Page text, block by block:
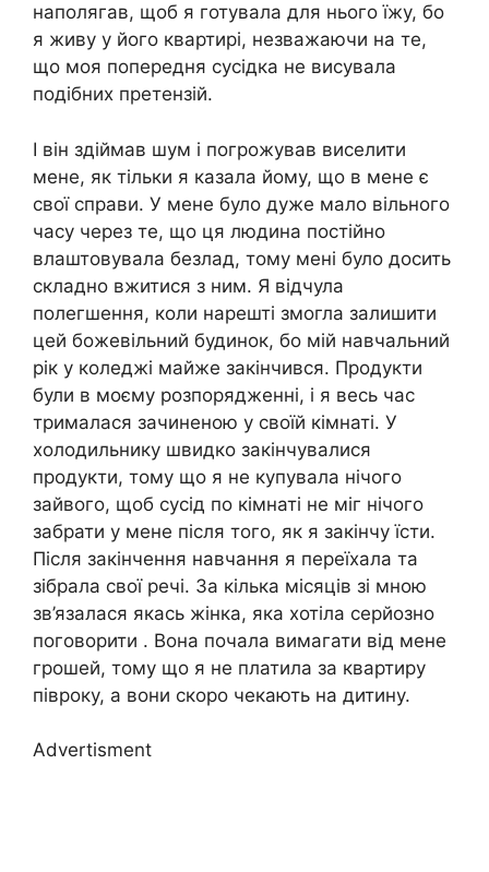
наполягав, щоб я готувала для нього їжу, бо
я живу у його квартирі, незважаючи на те,
що моя попередня сусідка не висувала
подібних претензій.
І він здіймав шум і погрожував виселити
мене, як тільки я казала йому, що в мене є
свої справи. У мене було дуже мало вільного
часу через те, що ця людина постійно
влаштовувала безлад, тому мені було досить
складно вжитися з ним. Я відчула
полегшення, коли нарешті змогла залишити
цей божевільний будинок, бо мій навчальний
рік у коледжі майже закінчився. Продукти
були в моєму розпорядженні, і я весь час
трималася зачиненою у своїй кімнаті. У
холодильнику швидко закінчувалися
продукти, тому що я не купувала нічого
зайвого, щоб сусід по кімнаті не міг нічого
забрати у мене після того, як я закінчу їсти.
Після закінчення навчання я переїхала та
зібрала свої речі. За кілька місяців зі мною
зв’язалася якась жінка, яка хотіла серйозно
поговорити . Вона почала вимагати від мене
грошей, тому що я не платила за квартиру
півроку, а вони скоро чекають на дитину.
Advertisment